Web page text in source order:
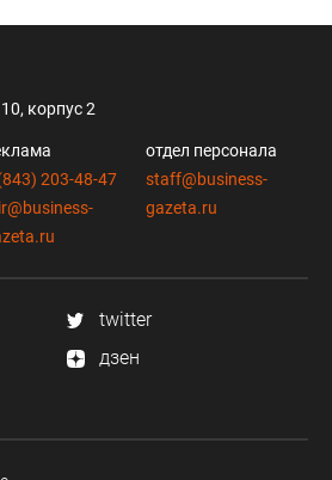
корпус 2
203-48-47
отдел персонала
staff@business-
gazeta.ru
twitter
дзен